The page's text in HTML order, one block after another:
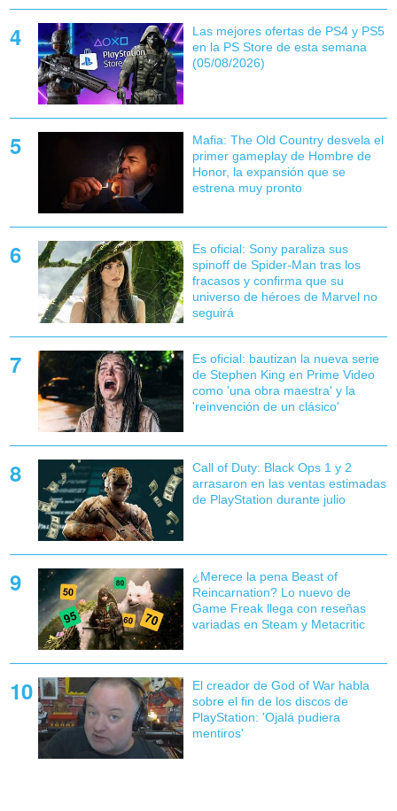
Las mejores ofertas de PS4 y PS5
en la PS Store de esta semana
(05/08/2026)
Mafia: The Old Country desvela el
primer gameplay de Hombre de
Honor, la expansión que se
estrena muy pronto
Es oficial: Sony paraliza sus
spinoff de Spider-Man tras los
fracasos y confirma que su
universo de héroes de Marvel no
seguirá
Es oficial: bautizan la nueva serie
de Stephen King en Prime Video
como 'una obra maestra' y la
'reinvención de un clásico'
Call of Duty: Black Ops 1 y 2
arrasaron en las ventas estimadas
de PlayStation durante julio
¿Merece la pena Beast of
Reincarnation? Lo nuevo de
Game Freak llega con reseñas
variadas en Steam y Metacritic
El creador de God of War habla
sobre el fin de los discos de
PlayStation: 'Ojalá pudiera
mentiros'